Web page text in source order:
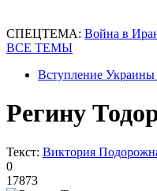
СПЕЦТЕМА: Война в
ВСЕ ТЕМЫ
Вступление
Регину
Текст: Виктория
0
17873